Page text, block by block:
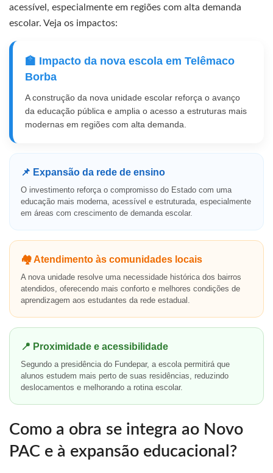
acessível, especialmente em regiões com alta demanda
escolar. Veja os impactos:
🏫 Impacto da nova escola em Telêmaco
Borba
A construção da nova unidade escolar reforça o avanço
da educação pública e amplia o acesso a estruturas mais
modernas em regiões com alta demanda.
📌 Expansão da rede de ensino
O investimento reforça o compromisso do Estado com uma
educação mais moderna, acessível e estruturada, especialmente
em áreas com crescimento de demanda escolar.
🏘️ Atendimento às comunidades locais
A nova unidade resolve uma necessidade histórica dos bairros
atendidos, oferecendo mais conforto e melhores condições de
aprendizagem aos estudantes da rede estadual.
📍 Proximidade e acessibilidade
Segundo a presidência do Fundepar, a escola permitirá que
alunos estudem mais perto de suas residências, reduzindo
deslocamentos e melhorando a rotina escolar.
Como a obra se integra ao Novo
PAC e à expansão educacional?